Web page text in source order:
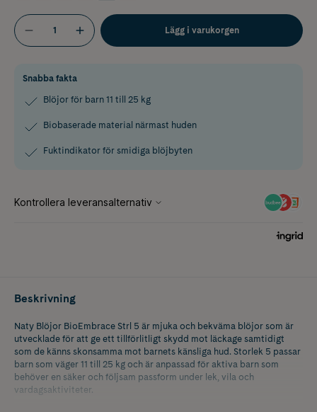
Lägg i varukorgen
Snabba fakta
Blöjor för barn 11 till 25 kg
Biobaserade material närmast huden
Fuktindikator för smidiga blöjbyten
Beskrivning
Naty Blöjor BioEmbrace Strl 5 är mjuka och bekväma blöjor som är
utvecklade för att ge ett tillförlitligt skydd mot läckage samtidigt
som de känns skonsamma mot barnets känsliga hud. Storlek 5 passar
barn som väger 11 till 25 kg och är anpassad för aktiva barn som
behöver en säker och följsam passform under lek, vila och
vardagsaktiviteter.